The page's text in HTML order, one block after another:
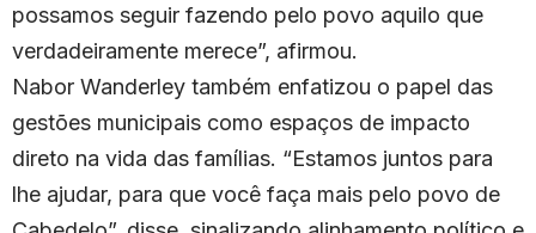
possamos seguir fazendo pelo povo aquilo que
verdadeiramente merece”, afirmou.
Nabor Wanderley também enfatizou o papel das
gestões municipais como espaços de impacto
direto na vida das famílias. “Estamos juntos para
lhe ajudar, para que você faça mais pelo povo de